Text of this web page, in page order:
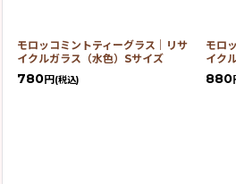
モロッコミントティーグラス｜リサ
イクルガラス（水色）Sサイズ
780円(税込)
モロ
イク
880